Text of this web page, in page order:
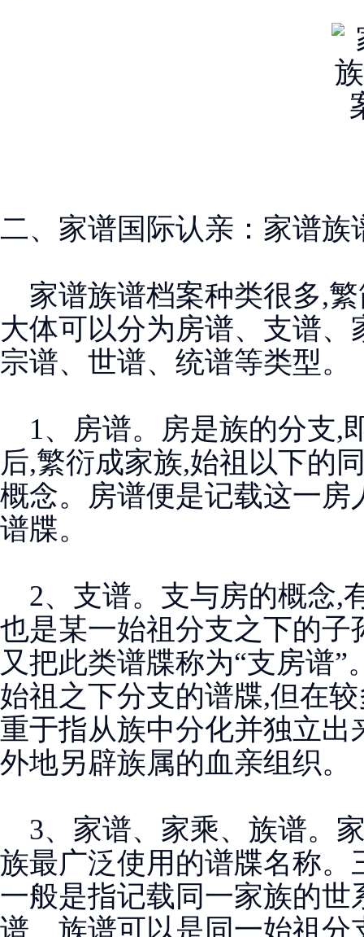
二、家谱国际认亲：家谱族
家谱族谱档案种类很多,
大体可以分为房谱、支谱
宗谱、世谱、统谱等类型。
1、房谱。房是族的分支,
后,繁衍成家族,始祖以下的
概念。房谱便是记载这一
谱牒。
2、支谱。支与房的概念,
也是某一始祖分支之下的
又把此类谱牒称为“支房谱
始祖之下分支的谱牒,但在
重于指从族中分化并独立
外地另辟族属的血亲组织。
3、家谱、家乘、族谱。
族最广泛使用的谱牒名称
一般是指记载同一家族的
谱、族谱可以是同一始祖